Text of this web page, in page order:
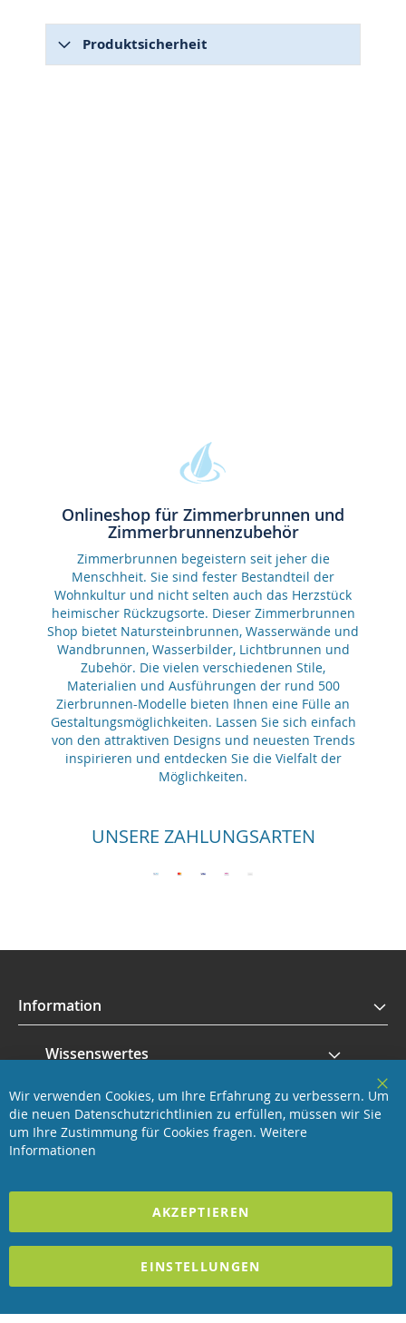
Produktsicherheit
Onlineshop für Zimmerbrunnen und
Zimmerbrunnenzubehör
Zimmerbrunnen begeistern seit jeher die
Menschheit. Sie sind fester Bestandteil der
Wohnkultur und nicht selten auch das Herzstück
heimischer Rückzugsorte. Dieser Zimmerbrunnen
Shop bietet Natursteinbrunnen, Wasserwände und
Wandbrunnen, Wasserbilder, Lichtbrunnen und
Zubehör. Die vielen verschiedenen Stile,
Materialien und Ausführungen der rund 500
Zierbrunnen-Modelle bieten Ihnen eine Fülle an
Gestaltungsmöglichkeiten. Lassen Sie sich einfach
von den attraktiven Designs und neuesten Trends
inspirieren und entdecken Sie die Vielfalt der
Möglichkeiten.
UNSERE ZAHLUNGSARTEN
Information
Wissenswertes
Service
Revisage GmbH
Wir verwenden Cookies, um Ihre Erfahrung zu verbessern. Um
die neuen Datenschutzrichtlinien zu erfüllen, müssen wir Sie
um Ihre Zustimmung für Cookies fragen. Weitere
Informationen
AKZEPTIEREN
EINSTELLUNGEN